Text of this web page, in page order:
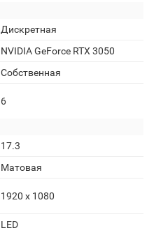
Дискретная
NVIDIA GeForce RTX 3050
Собственная
6
17.3
Матовая
1920 x 1080
LED